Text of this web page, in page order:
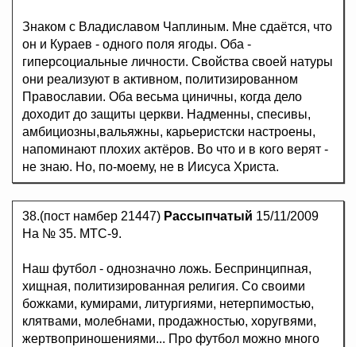
Знаком с Владиславом Чаплиным. Мне сдаётся, что
он и Кураев - одного поля ягоды. Оба -
гиперсоциальные личности. Свойства своей натуры
они реализуют в активном, политизированном
Православии. Оба весьма циничны, когда дело
доходит до защиты церкви. Надменны, спесивы,
амбициозны,вальяжны, карьеристски настроены,
напоминают плохих актёров. Во что и в кого верят -
не знаю. Но, по-моему, не в Иисуса Христа.
38.(пост намбер 21447) Рассыпчатый 15/11/2009
На № 35. МТС-9.
Наш футбол - однозначно ложь. Беспринципная,
хищная, политизированная религия. Со своими
божками, кумирами, литургиями, нетерпимостью,
клятвами, молебнами, продажностью, хоругвями,
жертвоприношениями... Про футбол можно много